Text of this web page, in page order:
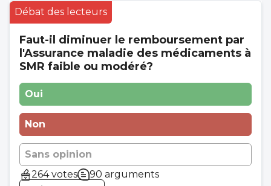
Débat des lecteurs
Faut-il diminuer le remboursement par
l'Assurance maladie des médicaments à
SMR faible ou modéré?
Oui
Non
Sans opinion
264 votes
90 arguments